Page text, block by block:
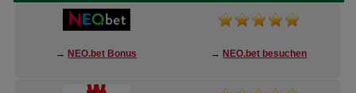
→ NEO.bet Bonus → NEO.bet besuchen